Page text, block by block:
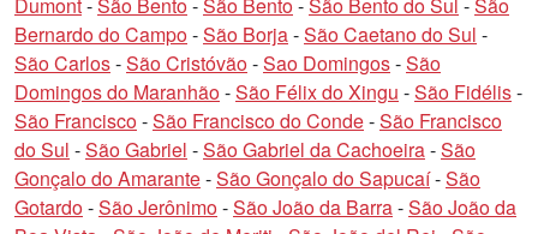
Dumont-São Bento-São Bento-São Bento do Sul -São
Bernardo do Campo-São Borja-São Caetano do Sul -
São Carlos-São Cristóvão-Sao Domingos-São
Domingos do Maranhão-São Félix do Xingu -São Fidélis-
São Francisco-São Francisco do Conde-São Francisco
do Sul -São Gabriel -São Gabriel da Cachoeira-São
Gonçalo do Amarante-São Gonçalo do Sapucaí-São
Gotardo-São Jerônimo-São João da Barra-São João da